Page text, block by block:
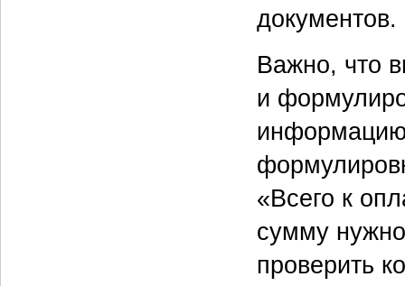
документов.
Важно, что
и
«Всего к
сумму
проверить